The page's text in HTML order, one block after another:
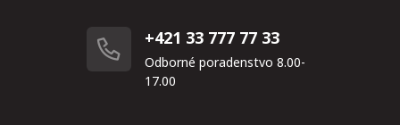
+421 33 777 77 33
Odborné poradenstvo 8.00-
17.00